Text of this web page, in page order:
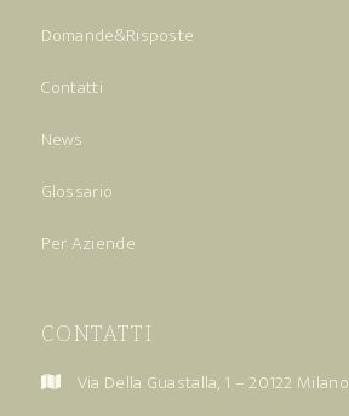
Domande&Risposte
Contatti
News
Glossario
Per Aziende
CONTATTI
Via Della Guastalla, 1 – 20122 Milano